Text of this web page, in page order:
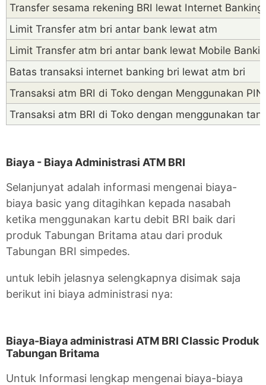
Transfer sesama rekening BRI lewat Internet Banking
Limit Transfer atm bri antar bank lewat atm
Limit Transfer atm bri antar bank lewat Mobile
Batas transaksi internet banking bri lewat atm bri
Transaksi atm BRI di Toko dengan Menggunakan PIN
Transaksi atm BRI di Toko dengan menggunakan
Biaya - Biaya Administrasi ATM BRI
Selanjunyat adalah informasi mengenai biaya-
biaya basic yang ditagihkan kepada nasabah
ketika menggunakan kartu debit BRI baik dari
produk Tabungan Britama atau dari produk
Tabungan BRI simpedes.
untuk lebih jelasnya selengkapnya disimak saja
berikut ini biaya administrasi nya:
Biaya-Biaya administrasi ATM BRI Classic Produk
Tabungan Britama
Untuk Informasi lengkap mengenai biaya-biaya